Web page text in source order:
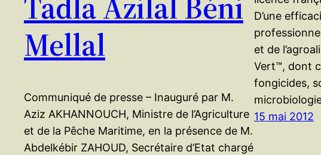
Mellal
Communiqué de presse – Inauguré par M.
Aziz AKHANNOUCH, Ministre de l’Agriculture
et de la Pêche Maritime, en la présence de M.
Abdelkébir ZAHOUD, Secrétaire d’Etat chargé
D’une
et de
Vert™, dont
fongicides,
15 mai 2012